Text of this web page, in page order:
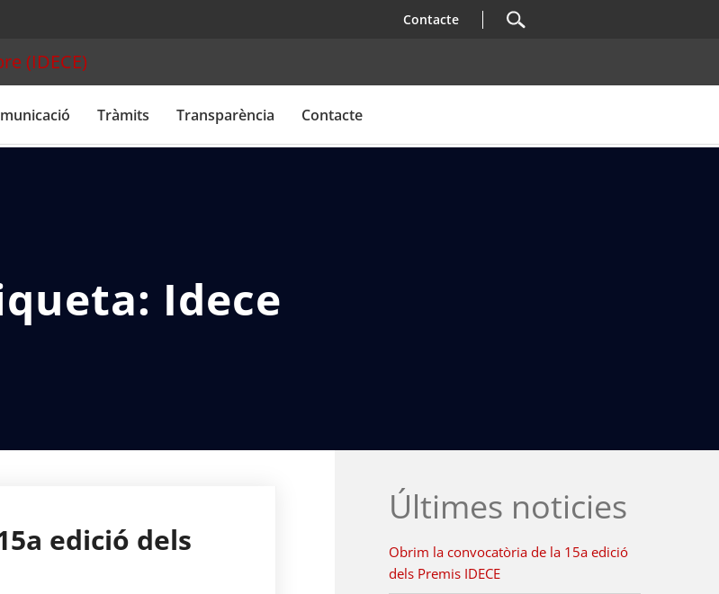
Contacte
(IDECE)
Tràmits Transparència Contacte
Idece
edició dels
Últimes noticies
Obrim la convocatòria de la 15a edició
dels Premis IDECE